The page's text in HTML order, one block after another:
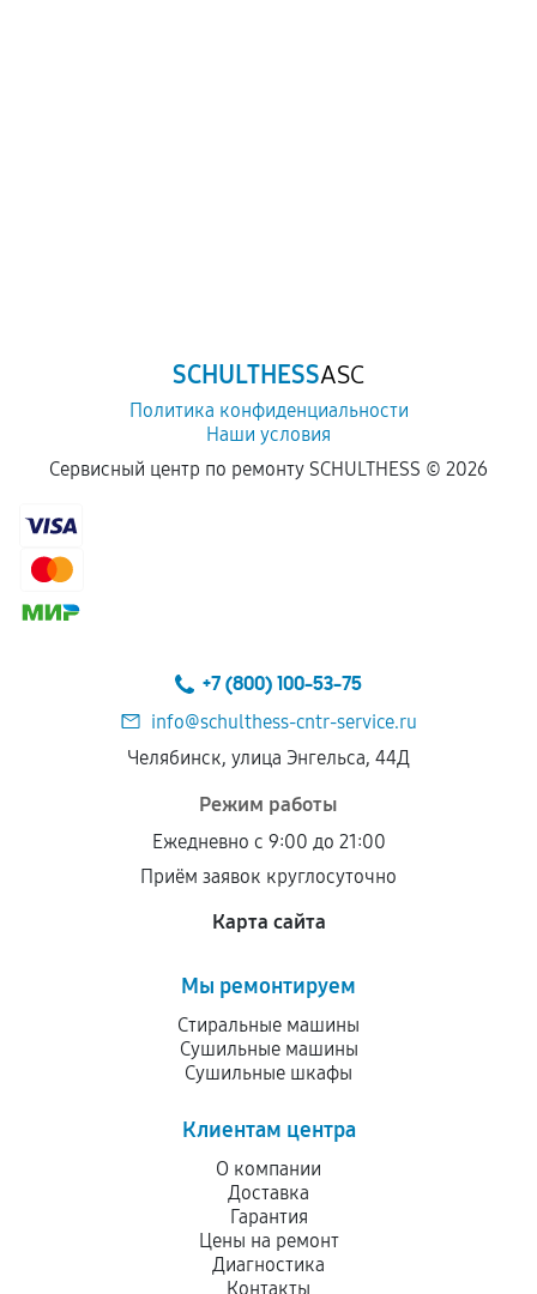
SCHULTHESSASC
Политика конфиденциальности
Наши условия
Сервисный центр по ремонту SCHULTHESS © 2026
+7 (800) 100-53-75
info@schulthess-cntr-service.ru
Челябинск, улица Энгельса, 44Д
Режим работы
Ежедневно с 9:00 до 21:00
Приём заявок круглосуточно
Карта сайта
Мы ремонтируем
Стиральные машины
Сушильные машины
Сушильные шкафы
Клиентам центра
О компании
Доставка
Гарантия
Цены на ремонт
Диагностика
Контакты